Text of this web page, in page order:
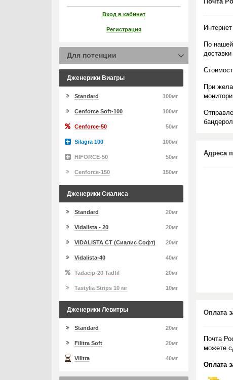
По
При
Адреса
Оплата
Почта
можете
Оплата
Вход в кабинет
Регистрация
Для потенции
Дженерики Виагры
100мг
Standard
100мг
Cenforce Soft-100
50мг
Cenforce-50
100мг
Silagra 100
50мг
HIFORCE-50
150мг
Cenforce-150
Дженерики Сиалиса
20мг
Standard
20мг
Vidalista - 20
20мг
VIDALISTA CT (Сиалис Софт)
40мг
Vidalista-40
20мг
Tadacip-20 Tadfil
10мг
Tastylia Strips 10 мг
Дженерики Левитры
20мг
Standard
20мг
Filitra Soft
40мг
Vilitra